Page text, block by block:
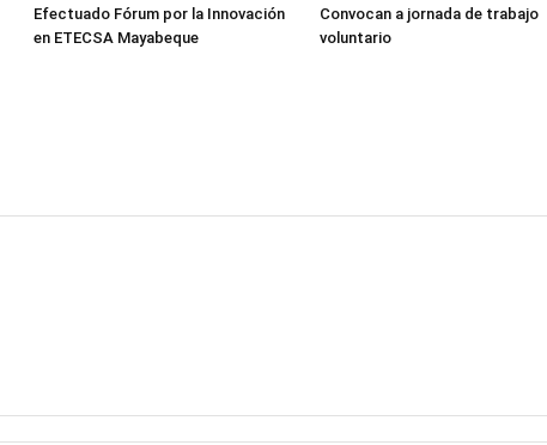
Efectuado Fórum por la Innovación
en ETECSA Mayabeque
Convocan a jornada de trabajo
voluntario